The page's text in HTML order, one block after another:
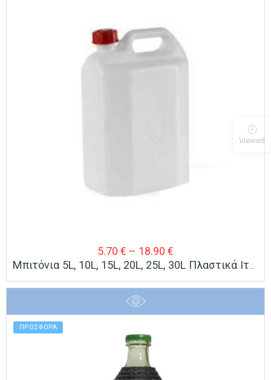
5.70 € – 18.90 €
range:
5.70 €
Μπιτόνια 5L, 10L, 15L, 20L, 25L, 30L Πλαστικά Ιταλίας, Με Χειρολαβή Για Αποθήκευση & Μεταφορά Υγρών
ΠΡΟΣΦΟΡΑ
Viewed